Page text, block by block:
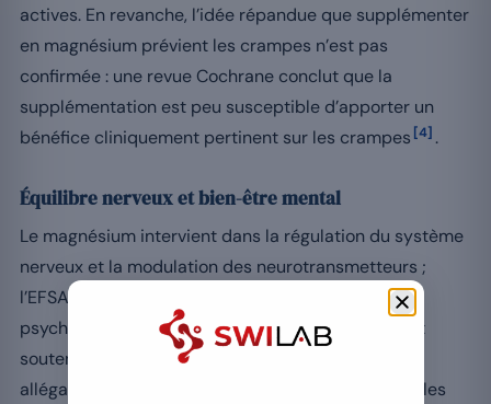
actives. En revanche, l’idée répandue que supplémenter
en magnésium prévient les crampes n’est pas
confirmée : une revue Cochrane conclut que la
supplémentation est peu susceptible d’apporter un
bénéfice cliniquement pertinent sur les crampes [4] .
Équilibre nerveux et bien-être mental
Le magnésium intervient dans la régulation du système
nerveux et la modulation des neurotransmetteurs ;
l’EFSA reconnaît qu’il contribue à une fonction
psychologique normale
[3]. Corriger un déficit peut
soutenir l’équilibre nerveux global, mais aucune
allégation « améliore le sommeil » n’est autorisée : les